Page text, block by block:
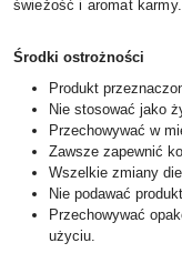
świeżość i aromat karmy.
Środki ostrożności
Produkt
Nie stosować jako
Przechowywać w
Zawsze zapewnić
Wszelkie zmiany
Nie podawać
Przechowywać
użyciu.